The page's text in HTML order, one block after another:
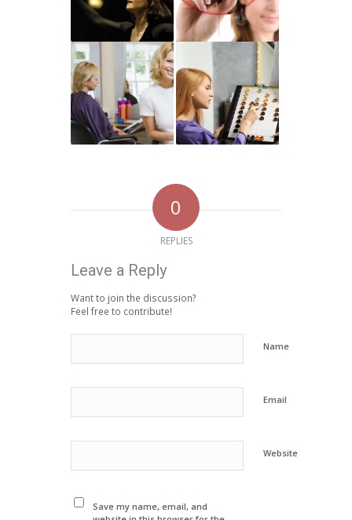
0
REPLIES
Leave a Reply
Want to join the discussion?
Feel free to contribute!
Name
Email
Website
Save my name, email, and